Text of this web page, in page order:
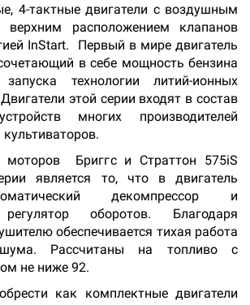
4-тактные двигатели с воздушным
расположением клапанов
InStart. Первый в мире двигатель
в себе мощность бензина
технологии литий-ионных
этой серии входят в состав
многих производителей
моторов Бриггс и Страттон 575iS
является то, что в двигатель
декомпрессор и
оборотов. Благодаря
обеспечивается тихая работа
Рассчитаны на топливо с
не ниже 92.
как комплектные двигатели